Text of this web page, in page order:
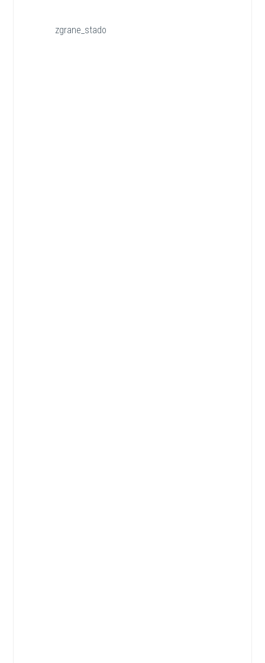
zgrane_stado